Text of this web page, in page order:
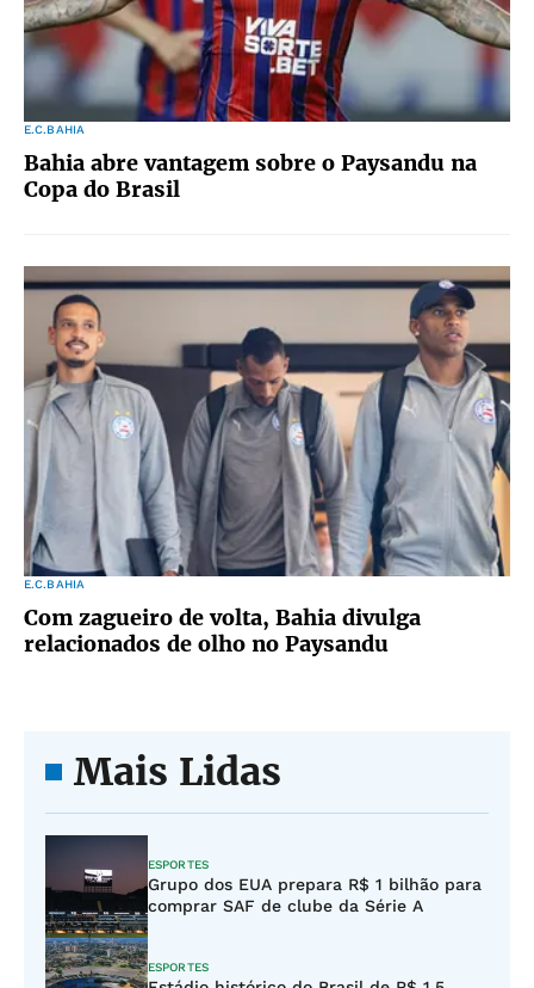
E.C.BAHIA
Bahia abre vantagem sobre o Paysandu na
Copa do Brasil
E.C.BAHIA
Com zagueiro de volta, Bahia divulga
relacionados de olho no Paysandu
Mais Lidas
ESPORTES
Grupo dos EUA prepara R$ 1 bilhão para
comprar SAF de clube da Série A
ESPORTES